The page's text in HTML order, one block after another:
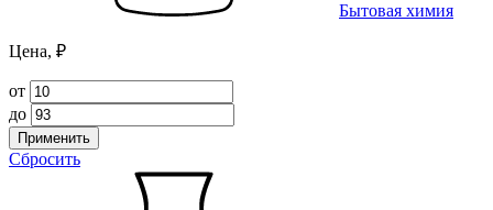
Бытовая химия
Цена, ₽
от
до
Применить
Сбросить